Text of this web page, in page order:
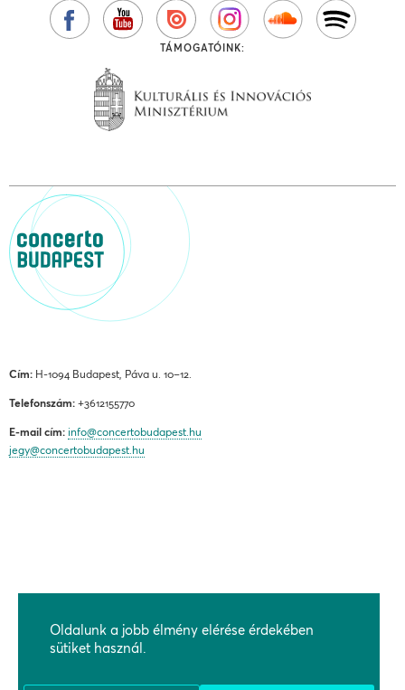
TÁMOGATÓINK:
Cím: H-1094 Budapest, Páva u. 10–12.
Telefonszám: +3612155770
E-mail cím: info@concertobudapest.hu
jegy@concertobudapest.hu
ADATKEZELÉSI ÉS ADATVÉDELMI TÁJÉKOZTATÓ
BEJELENTÉSI RENDSZEREK
Oldalunk a jobb élmény elérése érdekében
sütiket használ.